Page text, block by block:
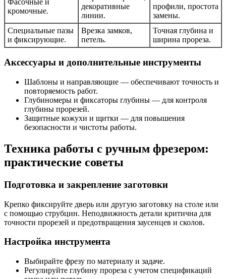
кромочные.
декоративные
линии.
профили, простота
замены.
Специальные пазы
и фиксирующие.
Врезка замков,
петель.
Точная глубина и
ширина прореза.
Аксессуары и дополнительные инструменты
Шаблоны и направляющие — обеспечивают точность и
повторяемость работ.
Глубиномеры и фиксаторы глубины — для контроля
глубины прорезей.
Защитные кожухи и щитки — для повышения
безопасности и чистоты работы.
Техника работы с ручным фрезером:
практические советы
Подготовка и закрепление заготовки
Крепко фиксируйте дверь или другую заготовку на столе или
с помощью струбцин. Неподвижность детали критична для
точности прорезей и предотвращения заусенцев и сколов.
Настройка инструмента
Выбирайте фрезу по материалу и задаче.
Регулируйте глубину прореза с учетом спецификаций